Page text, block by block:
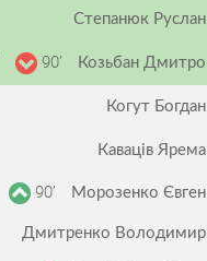
Степанюк Руслан
90’ Козьбан Дмитро
Когут Богдан
Каваців Ярема
90’ Морозенко Євген
Дмитренко Володимир